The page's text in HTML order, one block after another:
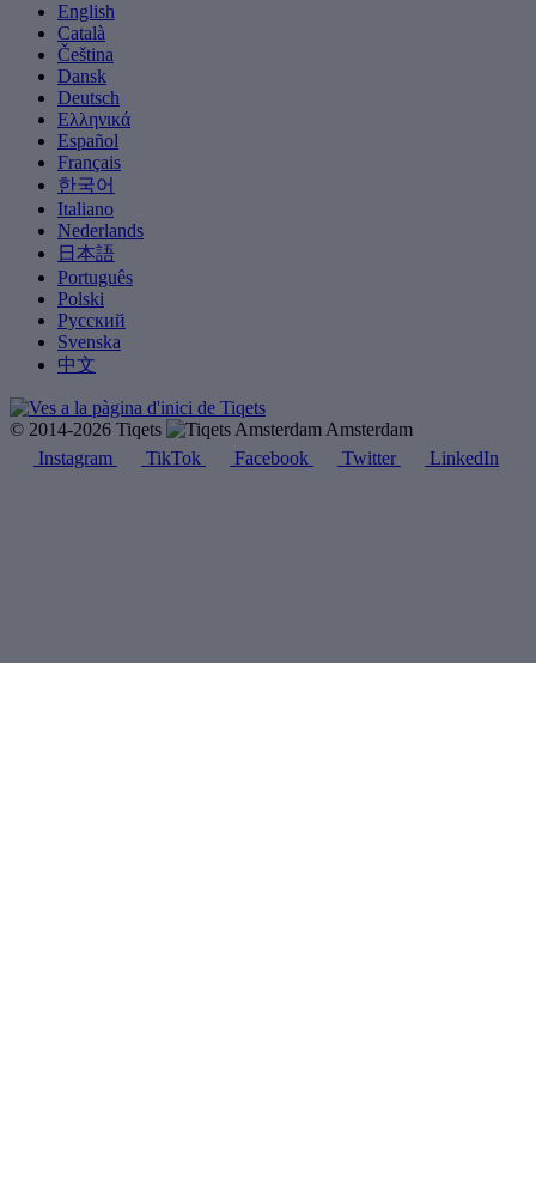
English
Català
Čeština
Dansk
Deutsch
Ελληνικά
Español
Français
한국어
Italiano
Nederlands
日本語
Português
Polski
Русский
Svenska
中文
© 2014-2026 Tiqets
Amsterdam
Instagram
TikTok Facebook Twitter LinkedIn